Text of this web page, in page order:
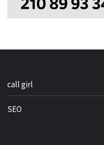
call girl
SEO